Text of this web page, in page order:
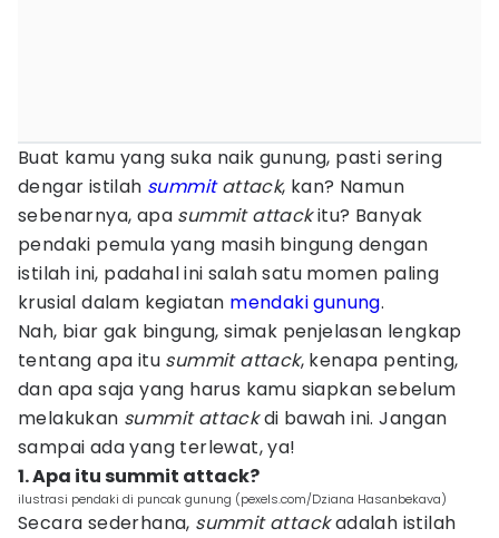
Buat kamu yang suka naik gunung, pasti sering
dengar istilah summitattack, kan? Namun
sebenarnya, apa summit attackitu? Banyak
pendaki pemula yang masih bingung dengan
istilah ini, padahal ini salah satu momen paling
krusial dalam kegiatan mendaki gunung.
Nah, biar gak bingung, simak penjelasan lengkap
tentang apa itu summit attack, kenapa penting,
dan apa saja yang harus kamu siapkan sebelum
melakukan summit attackdi bawah ini. Jangan
sampai ada yang terlewat, ya!
1. Apa itu summit attack?
ilustrasi pendaki di puncak gunung (pexels.com/Dziana Hasanbekava)
Secara sederhana, summit attackadalah istilah